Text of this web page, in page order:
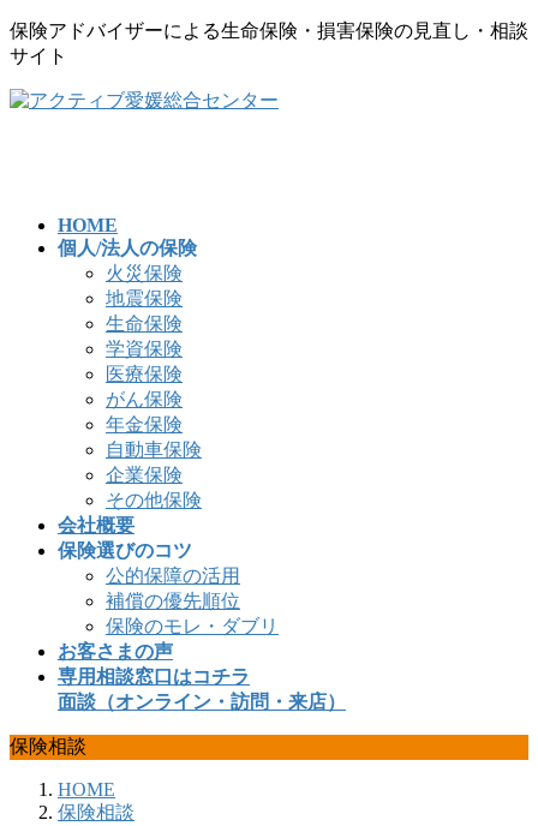
保険アドバイザーによる生命保険・損害保険の見直し・相談
サイト
コ
ナ
HOME
個人/法人の保険
火災保険
地震保険
生命保険
学資保険
医療保険
がん保険
年金保険
自動車保険
企業保険
その他保険
会社概要
保険選びのコツ
公的保障の活用
補償の優先順位
保険のモレ・ダブリ
お客さまの声
専用相談窓口はコチラ
面談（オンライン・訪問・来店）
保険相談
HOME
保険相談